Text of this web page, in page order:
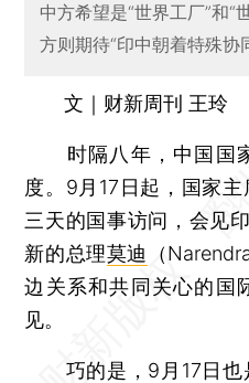
中方希望是“世界工厂”和“
方则期待“印中朝着特殊协
文｜财新周刊 王玲
时隔八年，中国国
度。9月17日起，国家主
三天的国事访问，会见
新的总理莫迪
（
边关系和共同关心的国
见。
巧的是，9月17日也